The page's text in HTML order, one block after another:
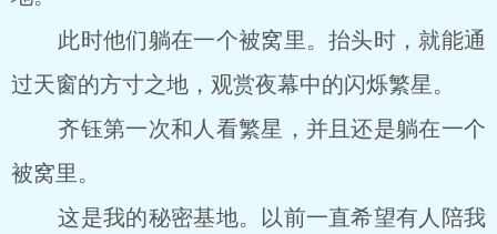
此时他们躺在一个被窝里。抬头时，就能通
过天窗的方寸之地，观赏夜幕中的闪烁繁星。
齐钰第一次和人看繁星，并且还是躺在一个
被窝里。
这是我的秘密基地。以前一直希望有人陪我